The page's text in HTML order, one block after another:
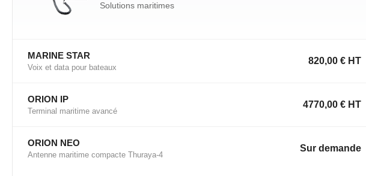
Solutions maritimes
MARINE STAR
Voix et data pour bateaux
820,00 € HT
ORION IP
Terminal maritime avancé
4770,00 € HT
ORION NEO
Antenne maritime compacte Thuraya-4
Sur demande